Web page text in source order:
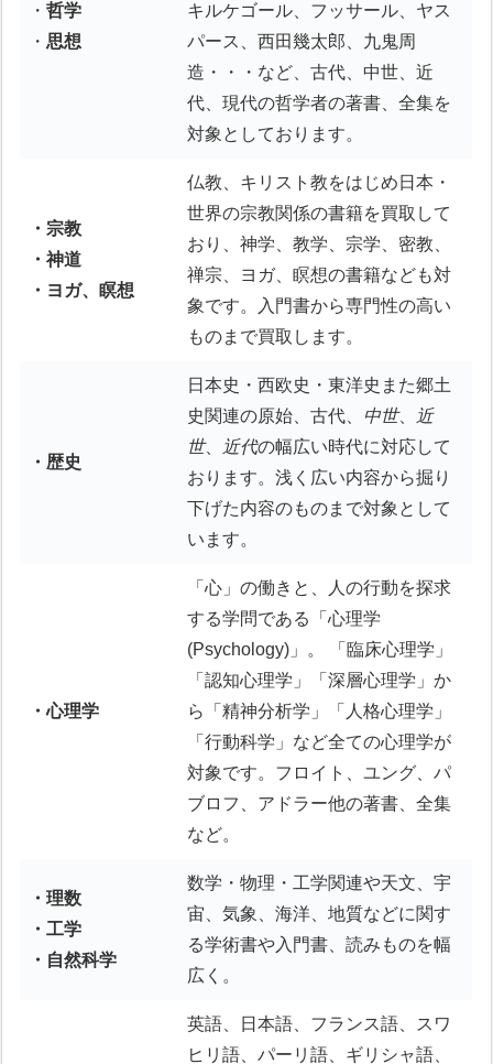
・哲学
・思想
キルケゴール、フッサール、ヤス
パース、西田幾太郎、九鬼周
造・・・など、古代、中世、近
代、現代の哲学者の著書、全集を
対象としております。
・宗教
・神道
・ヨガ、瞑想
仏教、キリスト教をはじめ日本・
世界の宗教関係の書籍を買取して
おり、神学、教学、宗学、密教、
禅宗、ヨガ、瞑想の書籍なども対
象です。入門書から専門性の高い
ものまで買取します。
・歴史
日本史・西欧史・東洋史また郷土
史関連の原始、古代、
中世、
近
世、 近代の幅広い時代に対応して
おります。浅く広い内容から掘り
下げた内容のものまで対象として
います。
・心理学
「心」の働きと、人の行動を探求
する学問である「心理学
(Psychology)」。 「臨床心理学」
「認知心理学」「深層心理学」か
ら「精神分析学」「人格心理学」
「行動科学」など全ての心理学が
対象です。フロイト、ユング、パ
ブロフ、アドラー他の著書、全集
など。
・理数
・工学
・自然科学
数学・物理・工学関連や天文、宇
宙、気象、海洋、地質などに関す
る学術書や入門書、読みものを幅
広く。
英語、日本語、フランス語、スワ
ヒリ語、パーリ語、ギリシャ語、